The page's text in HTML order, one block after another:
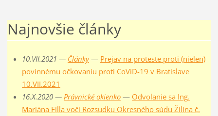
Najnovšie články
10.VII.2021 — Články— Prejav na proteste proti (nielen)
povinnému očkovaniu proti CoViD-19 v Bratislave
10.VII.2021
16.X.2020 — Právnické okienko— Odvolanie sa Ing.
Mariána Filla voči Rozsudku Okresného súdu Žilina č.